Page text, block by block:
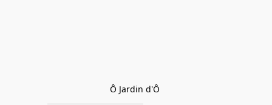
Ô Jardin d'Ô